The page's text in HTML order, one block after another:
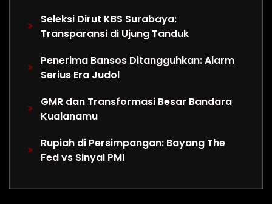
Seleksi Dirut KBS Surabaya:
Transparansi di Ujung Tanduk
Penerima Bansos Ditangguhkan: Alarm
Serius Era Judol
GMR dan Transformasi Besar Bandara
Kualanamu
Rupiah di Persimpangan: Bayang The
Fed vs Sinyal PMI